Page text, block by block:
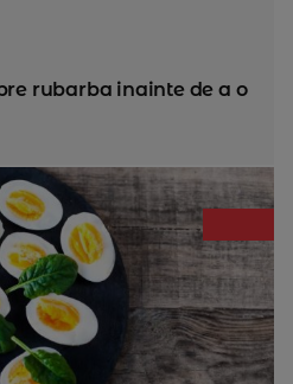
rubarba inainte de a o